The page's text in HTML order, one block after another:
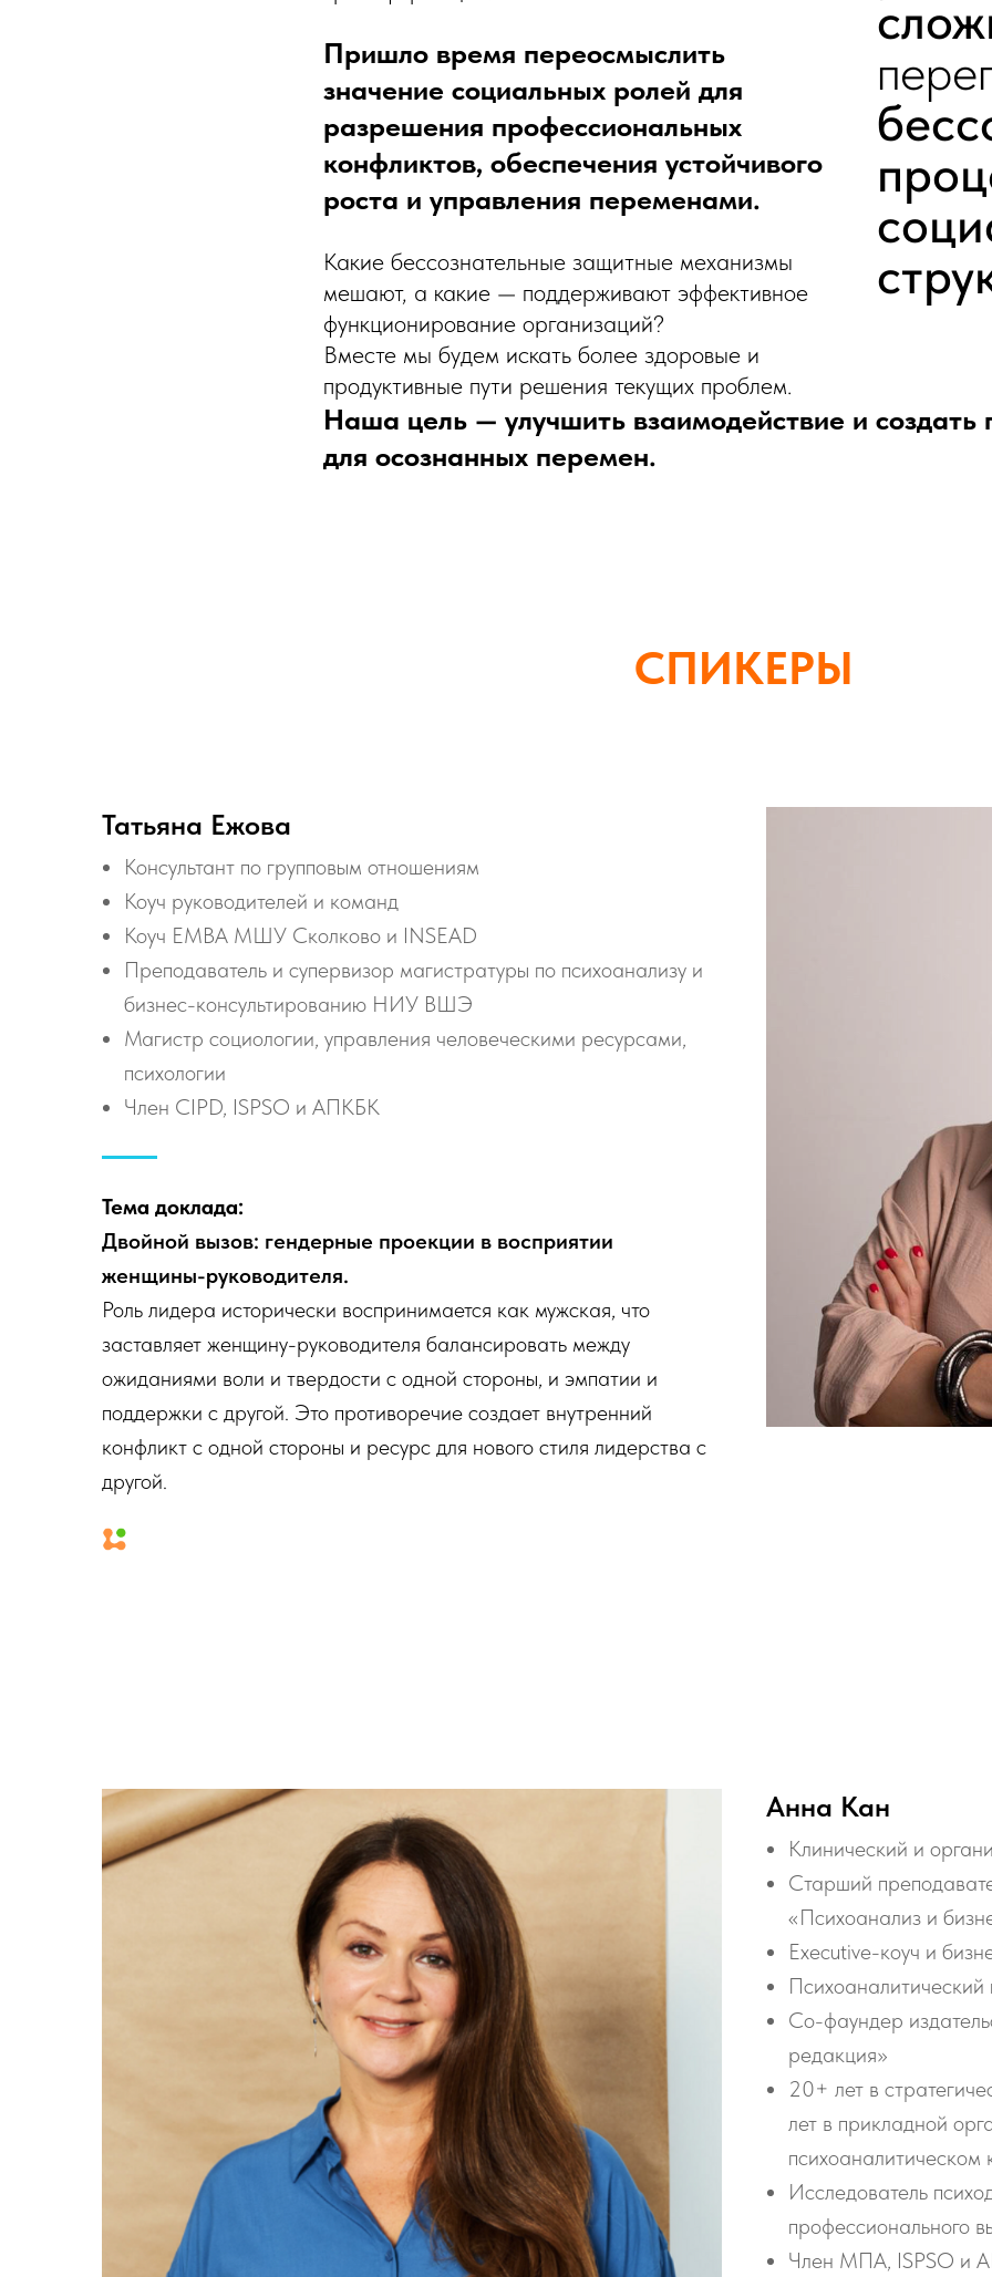
Пришло время переосмыслить
значение социальных ролей для
разрешения профессиональных
конфликтов, обеспечения устойчивого
роста и управления переменами.
Какие бессознательные защитные механизмы
мешают, а какие — поддерживают эффективное
функционирование организаций?
Вместе мы будем искать более здоровые и
продуктивные пути решения текущих проблем.
Наша цель — улучшить взаимодействие и создать
для осознанных перемен.
СПИКЕРЫ
Татьяна Ежова
Консультант по групповым отношениям
Коуч руководителей и команд
Коуч EMBA МШУ Сколково и INSEAD
Преподаватель и супервизор магистратуры по психоанализу и
бизнес-консультированию НИУ ВШЭ
Магистр социологии, управления человеческими ресурсами,
психологии
Член CIPD, ISPSO и АПКБК
Тема доклада:
Двойной вызов: гендерные проекции в восприятии
женщины-руководителя.
Роль лидера исторически воспринимается как мужская, что
заставляет женщину-руководителя балансировать между
ожиданиями воли и твердости с одной стороны, и эмпатии и
поддержки с другой. Это противоречие создает внутренний
конфликт с одной стороны и ресурс для нового стиля лидерства с
другой.
Анна Кан
Клинический и
Старший
«Психоанализ и
Executive-коуч и
Психоаналитический
Cо-фаундер
редакция»
20+ лет в
лет в прикладной
психоаналитическом
Исследователь
профессионального
Член МПА, ISPSO и